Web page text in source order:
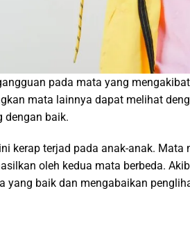
pada mata yang
mata lainnya dapat melihat
dengan baik.
kerap terjad pada anak-anak.
oleh kedua mata berbeda.
yang baik dan mengabaikan